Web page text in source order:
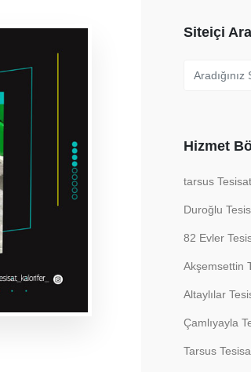
Siteiçi
Hizmet
tarsus
Duroğlu
82 Evler
Akşemsettin
Altaylılar
Çamlıyayla
Tarsus